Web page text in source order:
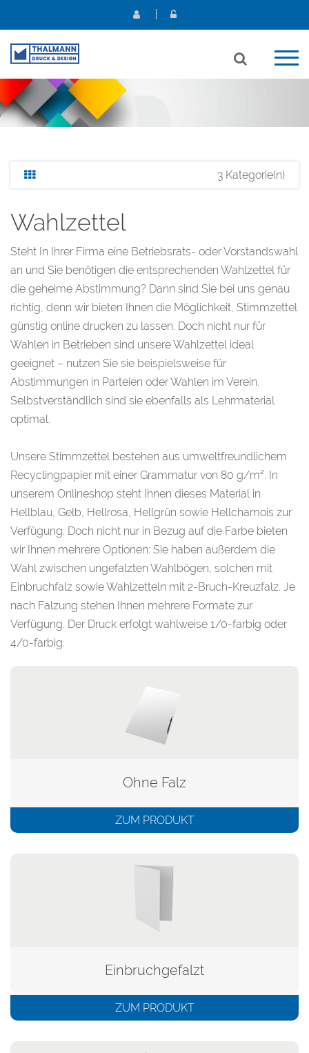
3 Kategorie(n)
Wahlzettel
Steht In Ihrer Firma eine Betriebsrats- oder Vorstandswahl
an und Sie benötigen die entsprechenden Wahlzettel für
die geheime Abstimmung? Dann sind Sie bei uns genau
richtig, denn wir bieten Ihnen die Möglichkeit, Stimmzettel
günstig online drucken zu lassen. Doch nicht nur für
Wahlen in Betrieben sind unsere Wahlzettel ideal
geeignet – nutzen Sie sie beispielsweise für
Abstimmungen in Parteien oder Wahlen im Verein.
Selbstverständlich sind sie ebenfalls als Lehrmaterial
optimal.
Unsere Stimmzettel bestehen aus umweltfreundlichem
Recyclingpapier mit einer Grammatur von 80 g/m². In
unserem Onlineshop steht Ihnen dieses Material in
Hellblau, Gelb, Hellrosa, Hellgrün sowie Hellchamois zur
Verfügung. Doch nicht nur in Bezug auf die Farbe bieten
wir Ihnen mehrere Optionen: Sie haben außerdem die
Wahl zwischen ungefalzten Wahlbögen, solchen mit
Einbruchfalz sowie Wahlzetteln mit 2-Bruch-Kreuzfalz. Je
nach Falzung stehen Ihnen mehrere Formate zur
Verfügung. Der Druck erfolgt wahlweise 1/0-farbig oder
4/0-farbig.
Ohne Falz
ZUM PRODUKT
Einbruchgefalzt
ZUM PRODUKT